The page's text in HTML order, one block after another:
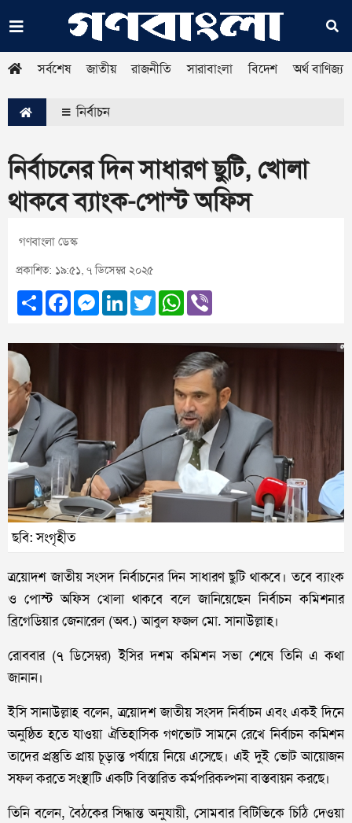
সর্বশেষ জাতীয় রাজনীতি সারাবাংলা বিদেশ অর্থ বাণিজ্য
নির্বাচন
নির্বাচনের দিন সাধারণ ছুটি, খোলা
থাকবে ব্যাংক-পোস্ট অফিস
গণবাংলা ডেস্ক
প্রকাশিত: ১৯:৫১, ৭ ডিসেম্বর ২০২৫
ShareFacebookMessenger
LinkedInTwitterWhatsApp
ছবি: সংগৃহীত
ত্রয়োদশ জাতীয় সংসদ নির্বাচনের দিন সাধারণ ছুটি থাকবে। তবে ব্যাংক
ও পোস্ট অফিস খোলা থাকবে বলে জানিয়েছেন নির্বাচন কমিশনার
ব্রিগেডিয়ার জেনারেল (অব.) আবুল ফজল মো. সানাউল্লাহ।
রোববার (৭ ডিসেম্বর) ইসির দশম কমিশন সভা শেষে তিনি এ কথা
জানান।
ইসি সানাউল্লাহ বলেন, ত্রয়োদশ জাতীয় সংসদ নির্বাচন এবং একই দিনে
অনুষ্ঠিত হতে যাওয়া ঐতিহাসিক গণভোট সামনে রেখে নির্বাচন কমিশন
তাদের প্রস্তুতি প্রায় চূড়ান্ত পর্যায়ে নিয়ে এসেছে। এই দুই ভোট আয়োজন
সফল করতে সংস্থাটি একটি বিস্তারিত কর্মপরিকল্পনা বাস্তবায়ন করছে।
তিনি বলেন, বৈঠকের সিদ্ধান্ত অনুযায়ী, সোমবার বিটিভিকে চিঠি দেওয়া